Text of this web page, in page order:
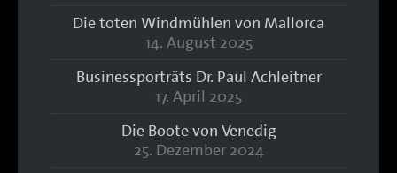
Die toten Windmühlen von Mallorca
14. August 2025
Businessporträts Dr. Paul Achleitner
17. April 2025
Die Boote von Venedig
25. Dezember 2024